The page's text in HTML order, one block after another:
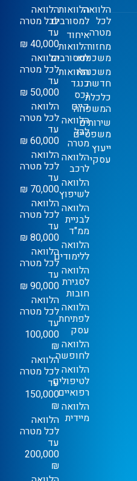
הלוואה
לכל
מטרה
מחזור
משכנתא
משכנתא
חדשה
כלכלת
המשפחה
שירותים
משפטיים
ייעוץ
עסקי
הלוואות
למסורבים
איחוד
הלוואות
למסורבים
הלוואות
כנגד
נכס
קיים
הלוואה
לכל
מטרה
הלוואה
לרכב
הלוואה
לשיפוץ
הלוואה
לבניית
ממ"ד
הלוואה
ללימודים
הלוואה
לסגירת
חובות
הלוואה
לפתיחת
עסק
הלוואה
לחופשה
הלוואה
לטיפולים
רפואיים
הלוואה
מיידית
הלוואה
לכל מטרה
עד
40,000 ₪
הלוואה
לכל מטרה
עד
50,000 ₪
הלוואה
לכל מטרה
עד
60,000 ₪
הלוואה
לכל מטרה
עד
70,000 ₪
הלוואה
לכל מטרה
עד
80,000 ₪
הלוואה
לכל מטרה
עד
90,000 ₪
הלוואה
לכל מטרה
עד
100,000
₪
הלוואה
לכל מטרה
עד
150,000
₪
הלוואה
לכל מטרה
עד
200,000
₪